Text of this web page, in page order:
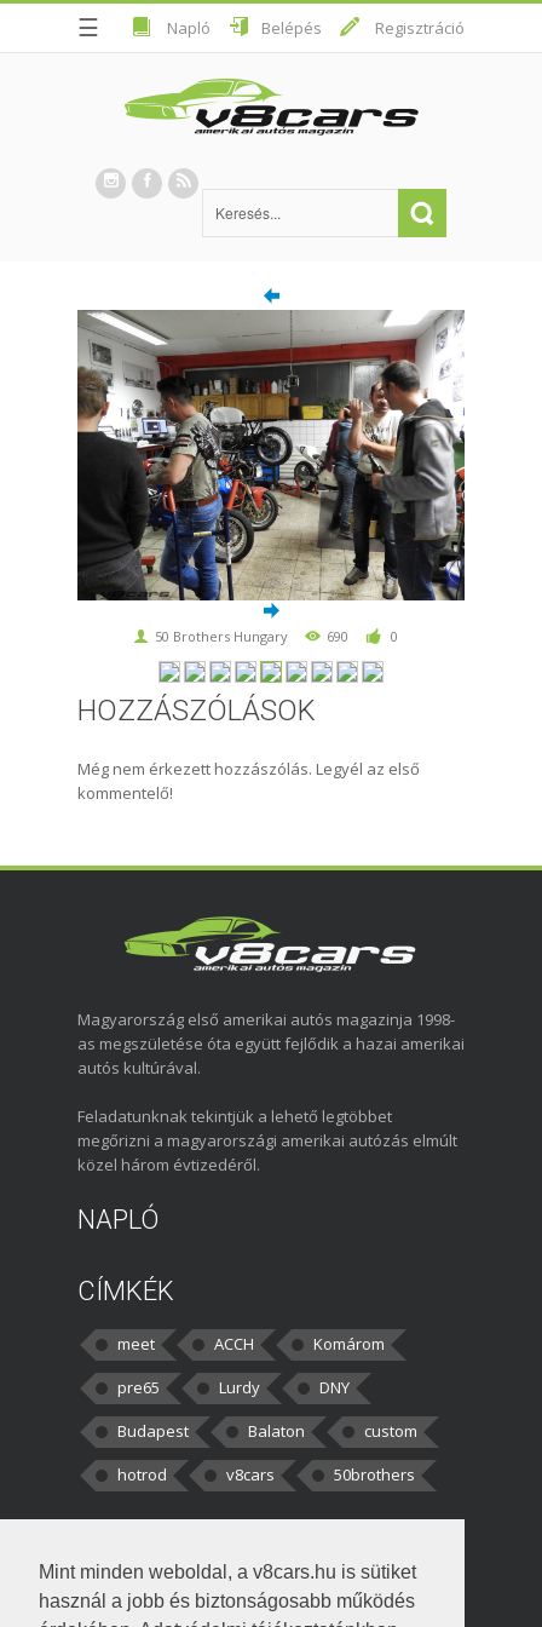
Mint minden weboldal, a v8cars.hu is sütiket
használ a jobb és biztonságosabb működés
☰ Napló Belépés Regisztráció
50 Brothers Hungary 690 0
HOZZÁSZÓLÁSOK
Még nem érkezett hozzászólás. Legyél az első
kommentelő!
Magyarország első amerikai autós magazinja 1998-
as megszületése óta együtt fejlődik a hazai amerikai
autós kultúrával.
Feladatunknak tekintjük a lehető legtöbbet
megőrizni a magyarországi amerikai autózás elmúlt
közel három évtizedéről.
NAPLÓ
CÍMKÉK
meet ACCH
Komárom
pre65
Lurdy
DNY
Budapest
Balaton
custom
hotrod
v8cars 50brothers
kortisz:Elszúrtam! Én csak két
darabbaal számoltam. Nem tudtam, hogy fél autót,